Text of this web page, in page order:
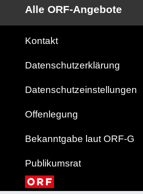
Alle ORF-Angebote
Kontakt
Datenschutzerklärung
Datenschutzeinstellungen
Offenlegung
Bekanntgabe laut ORF-G
Publikumsrat